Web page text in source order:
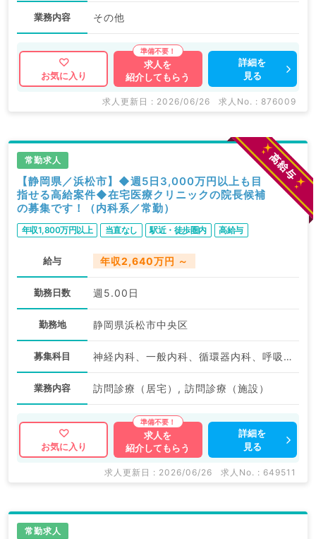
業務内容 その他
お気に入り
求人を
紹介してもらう
詳細を
見る
求人更新日 : 2026/06/26 求人No. : 876009
常勤求人
【静岡県／浜松市】◆週5日3,000万円以上も目
指せる高給案件◆在宅医療クリニックの院長候補
の募集です！（内科系／常勤）
年収1,800万円以上 当直なし 駅近・徒歩圏内 高給与
給与 年収2,640万円 ～
勤務日数 週5.00日
勤務地 静岡県浜松市中央区
募集科目 神経内科、一般内科、循環器内科、呼吸器内科、消化器内科、内分泌・代謝内科、腎臓内科、老年内科、血液内科、膠原病科
業務内容 訪問診療（居宅）, 訪問診療（施設）
お気に入り
求人を
紹介してもらう
詳細を
見る
求人更新日 : 2026/06/26 求人No. : 649511
常勤求人